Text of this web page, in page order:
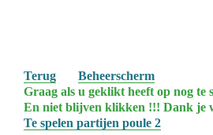
Terug
Beheerscherm
Graag als u geklikt heeft op nog
En niet blijven klikken !!! Dank je
Te spelen partijen poule 2